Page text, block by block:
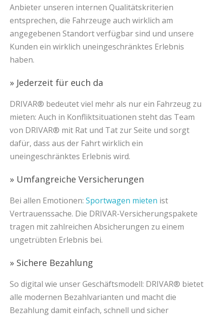
Anbieter unseren internen Qualitätskriterien
entsprechen, die Fahrzeuge auch wirklich am
angegebenen Standort verfügbar sind und unsere
Kunden ein wirklich uneingeschränktes Erlebnis
haben.
» Jederzeit für euch da
DRIVAR® bedeutet viel mehr als nur ein Fahrzeug zu
mieten: Auch in Konfliktsituationen steht das Team
von DRIVAR® mit Rat und Tat zur Seite und sorgt
dafür, dass aus der Fahrt wirklich ein
uneingeschränktes Erlebnis wird.
» Umfangreiche Versicherungen
Bei allen Emotionen: Sportwagen mieten ist
Vertrauenssache. Die DRIVAR-Versicherungspakete
tragen mit zahlreichen Absicherungen zu einem
ungetrübten Erlebnis bei.
» Sichere Bezahlung
So digital wie unser Geschäftsmodell: DRIVAR® bietet
alle modernen Bezahlvarianten und macht die
Bezahlung damit einfach, schnell und sicher